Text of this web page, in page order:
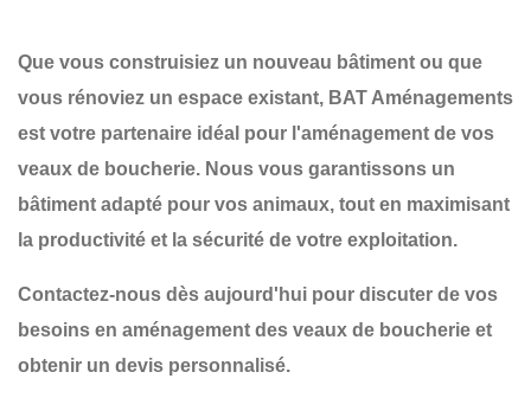
Que vous construisiez un nouveau bâtiment ou que
vous rénoviez un espace existant, BAT Aménagements
est votre partenaire idéal pour l'aménagement de vos
veaux de boucherie. Nous vous garantissons un
bâtiment adapté pour vos animaux, tout en maximisant
la productivité et la sécurité de votre exploitation.
Contactez-nous dès aujourd'hui pour discuter de vos
besoins en aménagement des veaux de boucherie et
obtenir un devis personnalisé.